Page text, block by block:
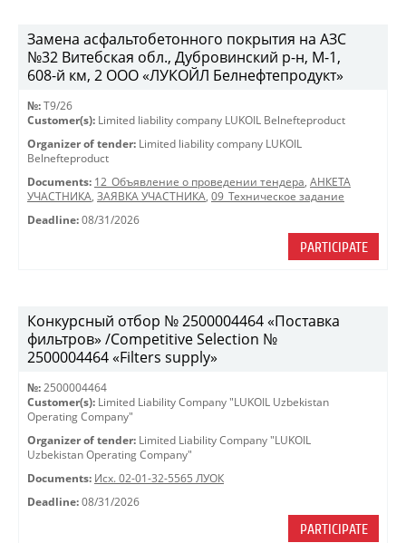
Замена асфальтобетонного покрытия на АЗС
№32 Витебская обл., Дубровинский р-н, М-1,
608-й км, 2 ООО «ЛУКОЙЛ Белнефтепродукт»
№: T9/26
Customer(s): Limited liability company LUKOIL Belnefteproduct
Organizer of tender: Limited liability company LUKOIL
Belnefteproduct
Documents: 12_Объявление о проведении тендера, АНКЕТА
УЧАСТНИКА, ЗАЯВКА УЧАСТНИКА, 09_Техническое задание
Deadline: 08/31/2026
PARTICIPATE
Конкурсный отбор № 2500004464 «Поставка
фильтров» /Competitive Selection №
2500004464 «Filters supply»
№: 2500004464
Customer(s): Limited Liability Company "LUKOIL Uzbekistan
Operating Company"
Organizer of tender: Limited Liability Company "LUKOIL
Uzbekistan Operating Company"
Documents: Исх. 02-01-32-5565 ЛУОК
Deadline: 08/31/2026
PARTICIPATE